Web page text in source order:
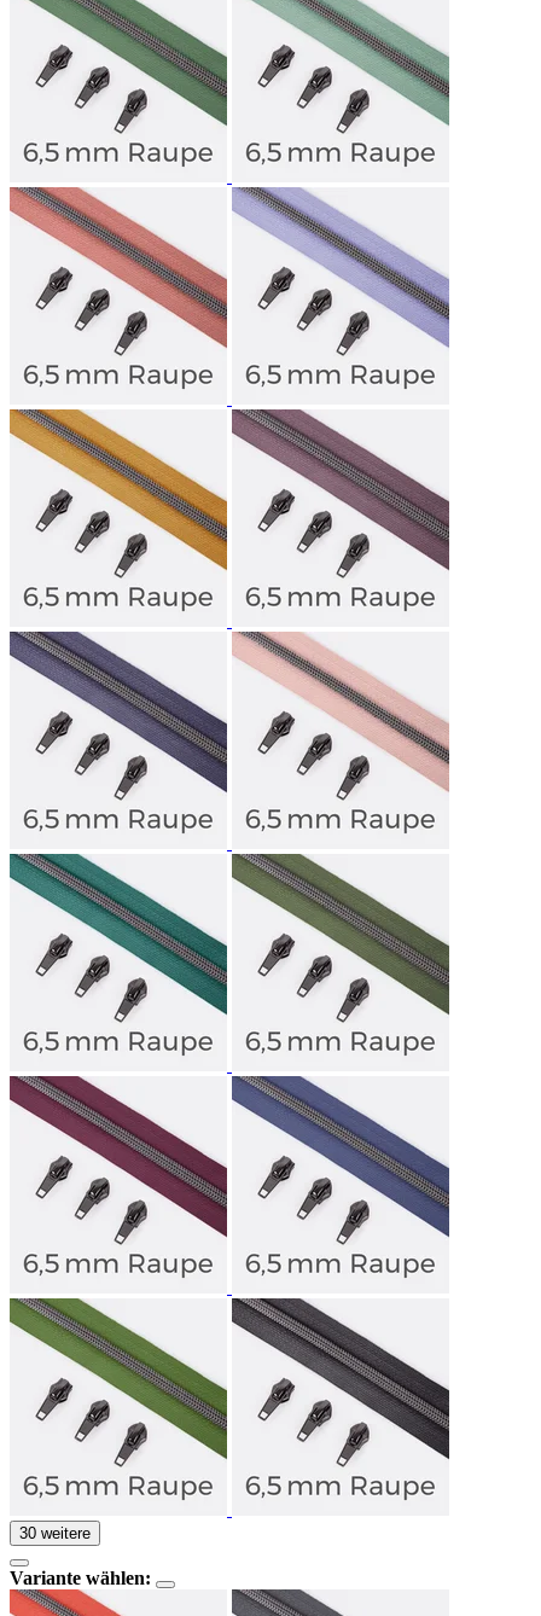
30 weitere
Variante wählen: